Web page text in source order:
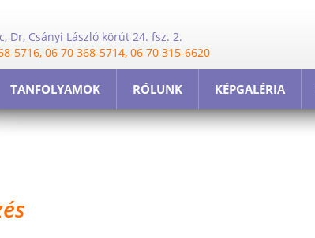
TANFOLYAMOK RÓLUNK KÉPGALÉRIA
Dr, Csányi László körút 24. fsz. 2.
5716, 06 70 368-5714, 06 70 315-6620